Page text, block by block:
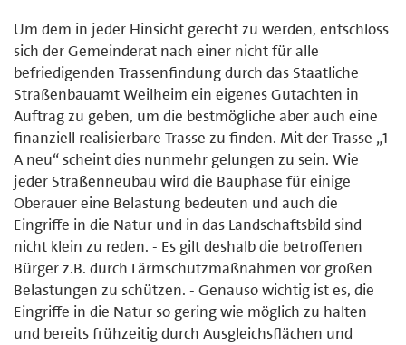
Um dem in jeder Hinsicht gerecht zu werden, entschloss
sich der Gemeinderat nach einer nicht für alle
befriedigenden Trassenfindung durch das Staatliche
Straßenbauamt Weilheim ein eigenes Gutachten in
Auftrag zu geben, um die bestmögliche aber auch eine
finanziell realisierbare Trasse zu finden. Mit der Trasse „1
A neu“ scheint dies nunmehr gelungen zu sein. Wie
jeder Straßenneubau wird die Bauphase für einige
Oberauer eine Belastung bedeuten und auch die
Eingriffe in die Natur und in das Landschaftsbild sind
nicht klein zu reden. - Es gilt deshalb die betroffenen
Bürger z.B. durch Lärmschutzmaßnahmen vor großen
Belastungen zu schützen. - Genauso wichtig ist es, die
Eingriffe in die Natur so gering wie möglich zu halten
und bereits frühzeitig durch Ausgleichsflächen und